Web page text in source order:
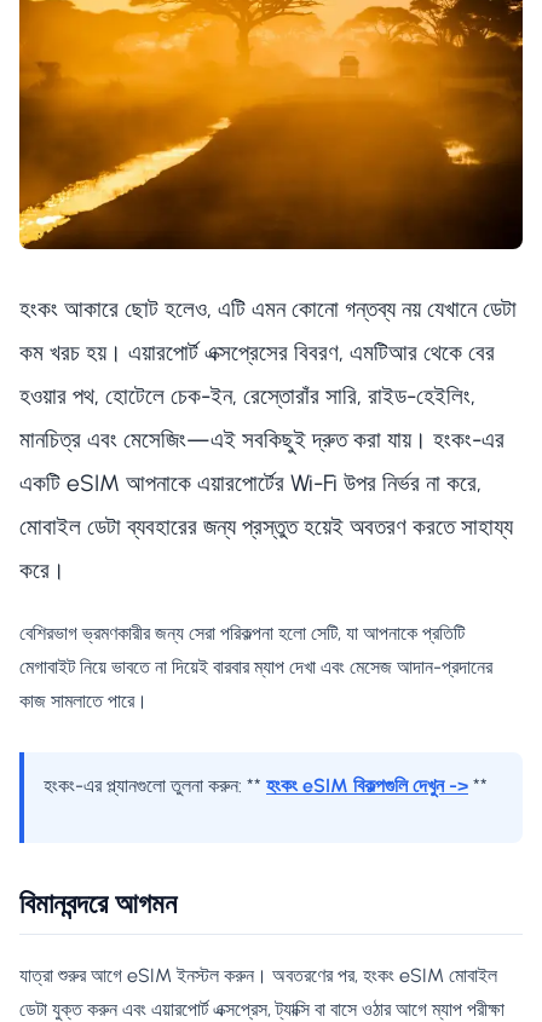
হংকং আকারে ছোট হলেও, এটি এমন কোনো গন্তব্য নয় যেখানে ডেটা
কম খরচ হয়। এয়ারপোর্ট এক্সপ্রেসের বিবরণ, এমটিআর থেকে বের
হওয়ার পথ, হোটেলে চেক-ইন, রেস্তোরাঁর সারি, রাইড-হেইলিং,
মানচিত্র এবং মেসেজিং—এই সবকিছুই দ্রুত করা যায়। হংকং-এর
একটি eSIM আপনাকে এয়ারপোর্টের Wi-Fi উপর নির্ভর না করে,
মোবাইল ডেটা ব্যবহারের জন্য প্রস্তুত হয়েই অবতরণ করতে সাহায্য
করে।
বেশিরভাগ ভ্রমণকারীর জন্য সেরা পরিকল্পনা হলো সেটি, যা আপনাকে প্রতিটি
মেগাবাইট নিয়ে ভাবতে না দিয়েই বারবার ম্যাপ দেখা এবং মেসেজ আদান-প্রদানের
কাজ সামলাতে পারে।
হংকং-এর প্ল্যানগুলো তুলনা করুন: ** হংকং eSIM বিকল্পগুলি দেখুন -> **
বিমানবন্দরে আগমন
যাত্রা শুরুর আগে eSIM ইনস্টল করুন। অবতরণের পর, হংকং eSIM মোবাইল
ডেটা যুক্ত করুন এবং এয়ারপোর্ট এক্সপ্রেস, ট্যাক্সি বা বাসে ওঠার আগে ম্যাপ পরীক্ষা